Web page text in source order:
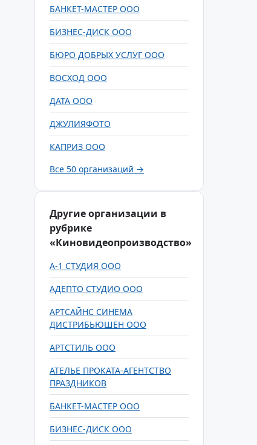
БАНКЕТ-МАСТЕР ООО
БИЗНЕС-ДИСК ООО
БЮРО ДОБРЫХ УСЛУГ ООО
ВОСХОД ООО
ДАТА ООО
ДЖУЛИЯФОТО
КАПРИЗ ООО
Все 50 организаций →
Другие организации в
рубрике
«Киновидеопроизводство»
А-1 СТУДИЯ ООО
АДЕПТО СТУДИО ООО
АРТСАЙНС СИНЕМА
ДИСТРИБЬЮШЕН ООО
АРТСТИЛЬ ООО
АТЕЛЬЕ ПРОКАТА-АГЕНТСТВО
ПРАЗДНИКОВ
БАНКЕТ-МАСТЕР ООО
БИЗНЕС-ДИСК ООО